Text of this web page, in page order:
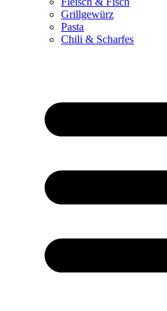
Grillgewürz
Pasta
Chili & Scharfes